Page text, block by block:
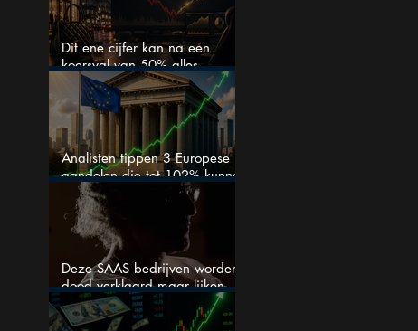
Dit ene cijfer kan na een
koersval van 50% alles
veranderen
Analisten tippen 3 Europese
aandelen die tot 102% kunnen
stijgen
Deze SAAS bedrijven worden
dood verklaard maar lijken
springlevend